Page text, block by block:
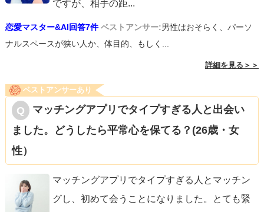
ですが、相手の距...
恋愛マスター&AI回答7件 ベストアンサー:男性はおそらく、パーソ
ナルスペースが狭い人か、体目的、もしく...
詳細を見る＞＞
ベストアンサーあり
マッチングアプリでタイプすぎる人と出会い
ました。どうしたら平常心を保てる？(26歳・女
性）
マッチングアプリでタイプすぎる人とマッチン
グし、初めて会うことになりました。とても緊